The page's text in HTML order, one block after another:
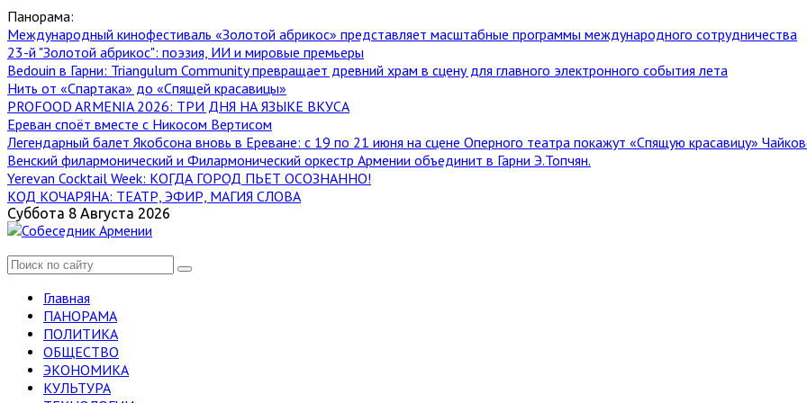
Панорама:
Международный кинофестиваль «Золотой абрикос» представляет масштабные программы международного сотрудничества
23-й "Золотой абрикос": поэзия, ИИ и мировые премьеры
Bedouin в Гарни: Triangulum Community превращает древний храм в сцену для главного электронного события лета
Нить от «Спартака» до «Спящей красавицы»
PROFOOD ARMENIA 2026: ТРИ ДНЯ НА ЯЗЫКЕ ВКУСА
Ереван споёт вместе с Никосом Вертисом
Легендарный балет Якобсона вновь в Ереване: с 19 по 21 июня на сцене Оперного театра покажут «Спящую красавицу»
Венский филармонический и Филармонический оркестр Армении объединит в Гарни Э.Топчян.
Yerevan Cocktail Week: КОГДА ГОРОД ПЬЕТ ОСОЗНАННО!
КОД КОЧАРЯНА: ТЕАТР, ЭФИР, МАГИЯ СЛОВА
Суббота 8 Августа 2026
Главная
ПАНОРАМА
ПОЛИТИКА
ОБЩЕСТВО
ЭКОНОМИКА
КУЛЬТУРА